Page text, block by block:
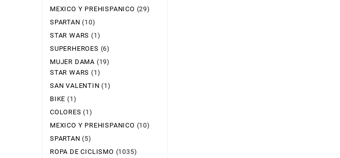
MEXICO Y PREHISPANICO (29)
SPARTAN (10)
STAR WARS (1)
SUPERHEROES (6)
MUJER DAMA (19)
STAR WARS (1)
SAN VALENTIN (1)
BIKE (1)
COLORES (1)
MEXICO Y PREHISPANICO (10)
SPARTAN (5)
ROPA DE CICLISMO (1035)